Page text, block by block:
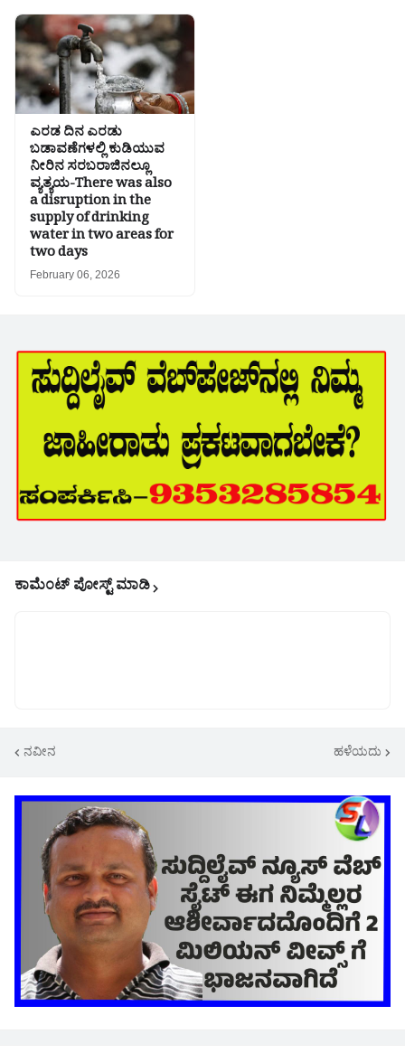
ಎರಡ ದಿನ ಎರಡು
ಬಡಾವಣೆಗಳಲ್ಲಿ ಕುಡಿಯುವ
ನೀರಿನ ಸರಬರಾಜಿನಲ್ಲೂ
ವ್ಯತ್ಯಯ-There was also
a disruption in the
supply of drinking
water in two areas for
two days
February 06, 2026
ಕಾಮೆಂಟ್‌‌ ಪೋಸ್ಟ್‌ ಮಾಡಿ
ನವೀನ ಹಳೆಯದು